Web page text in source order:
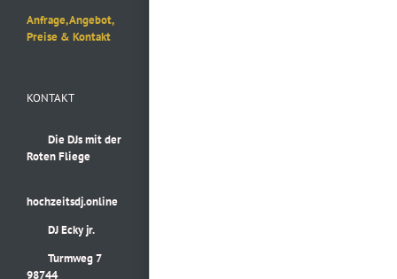
Anfrage, Angebot,
Preise & Kontakt
KONTAKT
Die DJs mit der
Roten Fliege
hochzeitsdj.online
DJ Ecky jr.
Turmweg 7
98744